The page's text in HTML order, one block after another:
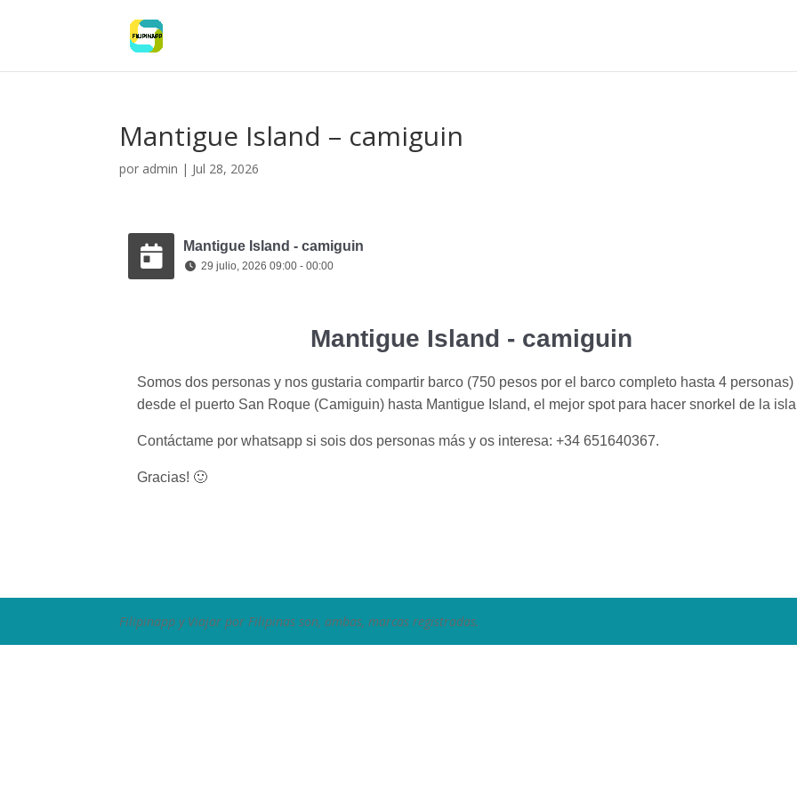
Mantigue Island – camiguin
por admin | Jul 28, 2026
Mantigue Island - camiguin
29 julio, 2026 09:00 - 00:00
Mantigue Island - camiguin
Somos dos personas y nos gustaria compartir barco (750 pesos por el barco completo hasta 4 personas)
desde el puerto San Roque (Camiguin) hasta Mantigue Island, el mejor spot para hacer snorkel de la
Contáctame por whatsapp si sois dos personas más y os interesa: +34 651640367.
Gracias! 🙂
Filipinapp y Viajar por Filipinas son, ambas, marcas registradas.